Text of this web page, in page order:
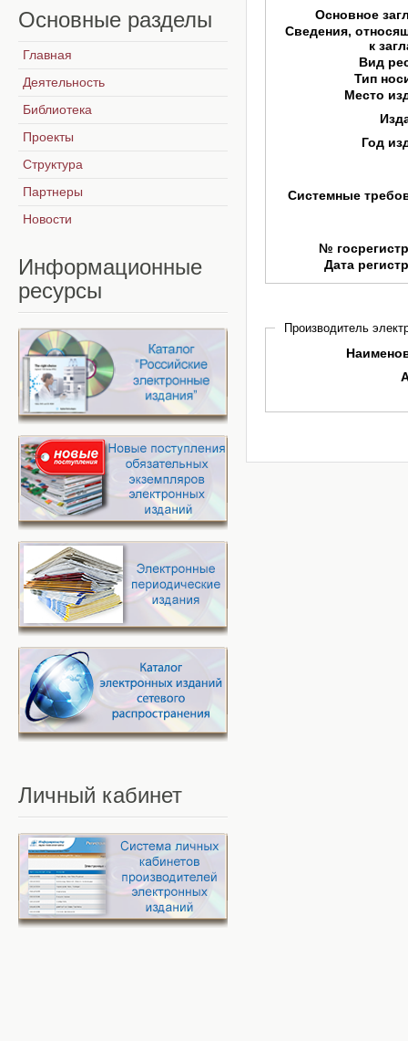
Основное
Сведения,
к
Вид
Тип
Место
Год
Системные
№
Дата
Производитель
Основные разделы
Главная
Деятельность
Библиотека
Проекты
Структура
Партнеры
Новости
Информационные
ресурсы
Личный кабинет